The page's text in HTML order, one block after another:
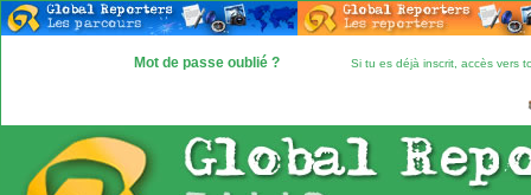
Mot de passe oublié ? Si tu es déjà inscrit, accès vers